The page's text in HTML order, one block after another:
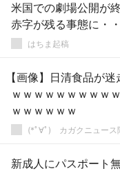
米国での劇場公開が
赤字が残る事態に・・
はちま起稿
【画像】日清食品が
ｗｗｗｗｗｗｗｗｗ
ｗｗｗｗｗｗ
(*ﾟ∀ﾟ)ゞカガクニュース
新成人にパスポート